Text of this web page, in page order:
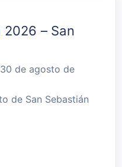
2026 – San
de agosto de
de San Sebastián